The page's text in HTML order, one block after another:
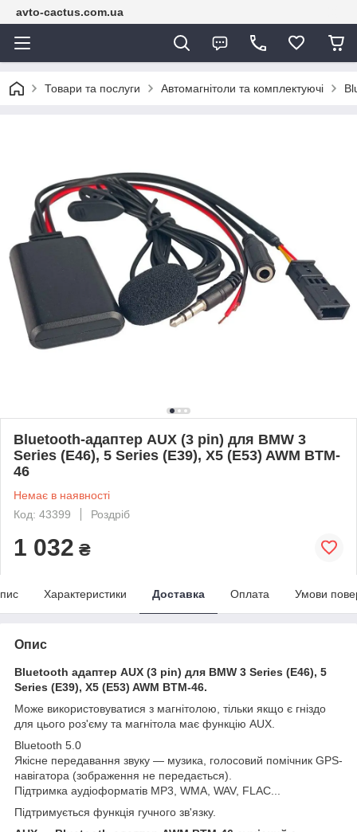
avto-cactus.com.ua
Товари та послуги Автомагнітоли та комплектуючі
Bluetooth-адаптер AUX (3 pin) для BMW 3
Series (E46), 5 Series (E39), X5 (E53) AWM BTM-
46
Немає в наявності
Код: 43399
Роздріб
1 032 ₴
Характеристики Доставка Оплата Умови
Опис
Bluetooth адаптер AUX (3 pin) для BMW 3 Series (E46), 5
Series (E39), X5 (E53) AWM BTM-46.
Може використовуватися з магнітолою, тільки якщо є гніздо
для цього роз'єму та магнітола має функцію AUX.
Bluetooth 5.0
Якісне передавання звуку — музика, голосовий помічник GPS-
навігатора (зображення не передається).
Підтримка аудіоформатів MP3, WMA, WAV, FLAC...
Підтримується функція гучного зв'язку.